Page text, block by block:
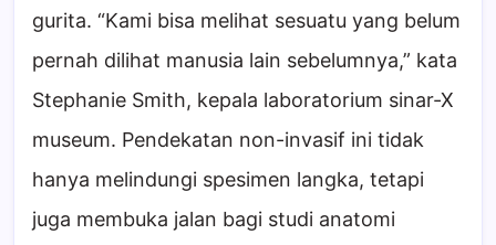
gurita. “Kami bisa melihat sesuatu yang belum
pernah dilihat manusia lain sebelumnya,” kata
Stephanie Smith, kepala laboratorium sinar-X
museum. Pendekatan non-invasif ini tidak
hanya melindungi spesimen langka, tetapi
juga membuka jalan bagi studi anatomi